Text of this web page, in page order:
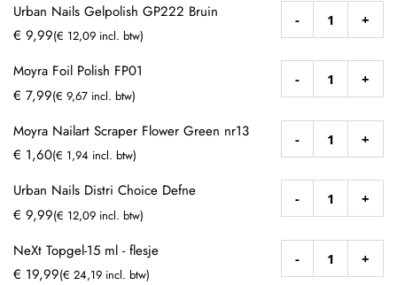
Urban Nails Gelpolish GP222 Bruin
€ 9,99(€ 12,09 incl. btw)
- +
Moyra Foil Polish FP01
€ 7,99(€ 9,67 incl. btw)
- +
Moyra Nailart Scraper Flower Green nr13
€ 1,60(€ 1,94 incl. btw)
- +
Urban Nails Distri Choice Defne
€ 9,99(€ 12,09 incl. btw)
- +
NeXt Topgel-15 ml - flesje
€ 19,99(€ 24,19 incl. btw)
- +